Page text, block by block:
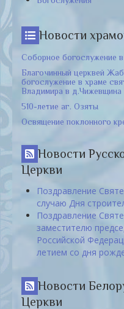
Новости
Соборное богослужение
Благочинный церквей
богослужение в храме
Владимира в д.Чижевщина
510-летие аг. Озяты
Освящение поклонного
Новости
Церкви
Поздравление
случаю Дня
Поздравление
заместителю
Российской
летием со дня
Новости
Церкви